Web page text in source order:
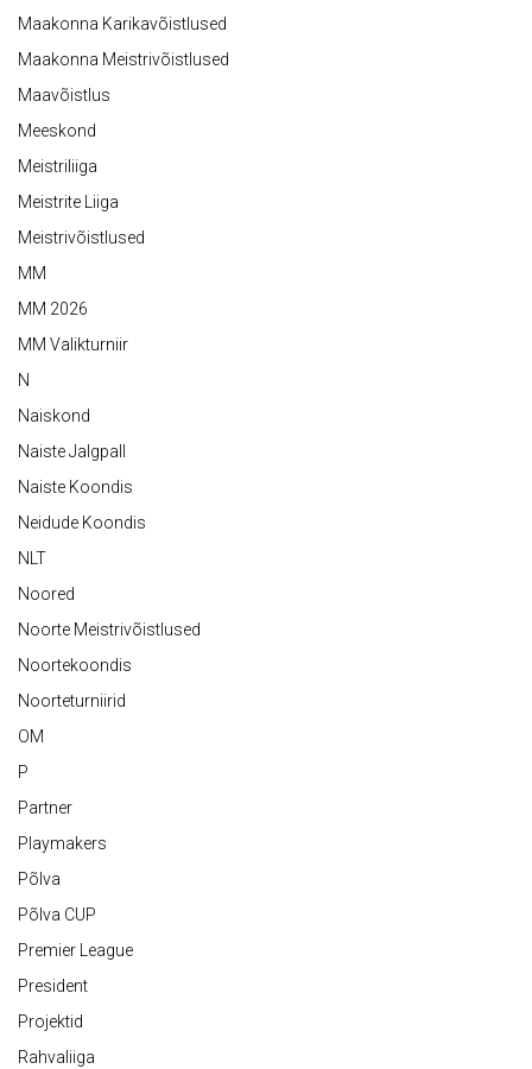
Maakonna Karikavõistlused
Maakonna Meistrivõistlused
Maavõistlus
Meeskond
Meistriliiga
Meistrite Liiga
Meistrivõistlused
MM
MM 2026
MM Valikturniir
N
Naiskond
Naiste Jalgpall
Naiste Koondis
Neidude Koondis
NLT
Noored
Noorte Meistrivõistlused
Noortekoondis
Noorteturniirid
OM
P
Partner
Playmakers
Põlva
Põlva CUP
Premier League
President
Projektid
Rahvaliiga